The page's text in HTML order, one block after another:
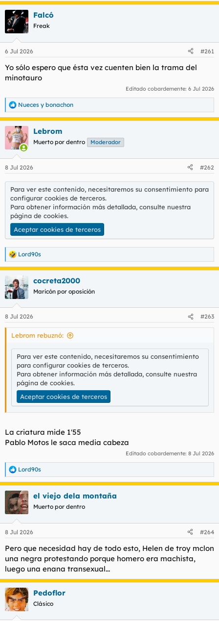
a
c
c
i
e
:
Falcó
Freak
6 Jul 2026 #261
Yo sólo espero que ésta vez cuenten bien la trama del
minotauro
Editado cobardemente: 6 Jul 2026
R
e
a
c
c
e
Nueces y bonachon
Lebrom
Muerto por dentro Moderador
8 Jul 2026 #262
Para ver este contenido, necesitaremos su consentimiento para
configurar cookies de terceros.
Para obtener información más detallada, consulte nuestra
página de cookies.
Aceptar cookies de terceros
R
e
a
c
c
i
e
s
Lord90s
cocreta2000
Maricón por oposición
8 Jul 2026 #263
Lebrom rebuznó:
Para ver este contenido, necesitaremos su consentimiento
para configurar cookies de terceros.
Para obtener información más detallada, consulte nuestra
página de cookies.
Aceptar cookies de terceros
La criatura mide 1'55
Pablo Motos le saca media cabeza
Editado cobardemente: 8 Jul 2026
R
e
a
c
c
i
e
:
Lord90s
el viejo dela montaña
Muerto por dentro
8 Jul 2026 #264
Pero que necesidad hay de todo esto, Helen de troy mclon
una negra protestando porque homero era machista,
luego una enana transexual...
Pedoflor
Clásico